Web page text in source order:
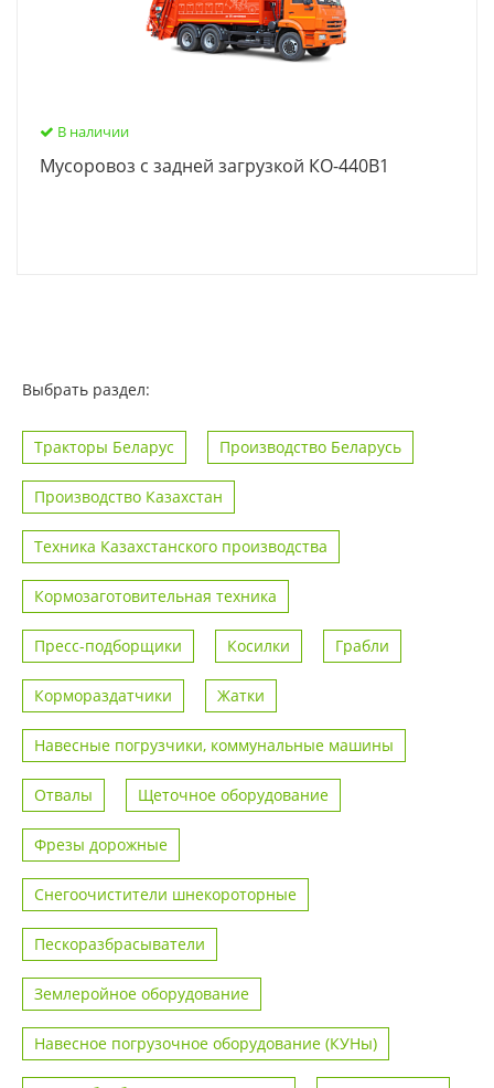
В наличии
Мусоровоз с задней загрузкой КО-440В1
Выбрать раздел:
Тракторы Беларус Производство Беларусь
Производство Казахстан
Техника Казахстанского производства
Кормозаготовительная техника
Пресс-подборщики Косилки Грабли
Кормораздатчики Жатки
Навесные погрузчики, коммунальные машины
Отвалы Щеточное оборудование
Фрезы дорожные
Снегоочистители шнекороторные
Пескоразбрасыватели
Землеройное оборудование
Навесное погрузочное оборудование (КУНы)